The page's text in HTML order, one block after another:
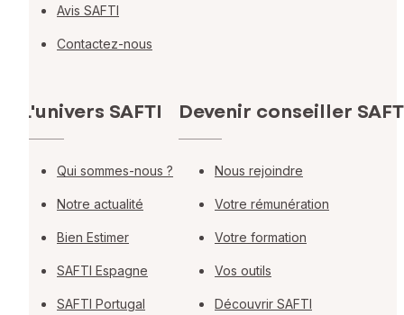
Avis SAFTI
Contactez-nous
L'univers SAFTI
Qui sommes-nous ?
Notre actualité
Bien Estimer
SAFTI Espagne
SAFTI Portugal
Devenir conseiller
Nous rejoindre
Votre rémunération
Votre formation
Vos outils
Découvrir SAFTI